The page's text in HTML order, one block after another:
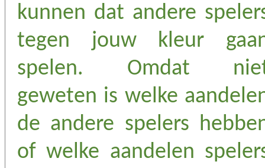
kunnen dat andere
tegen jouw kleur
spelen. Omdat
geweten is welke
de andere spelers
of welke aandelen